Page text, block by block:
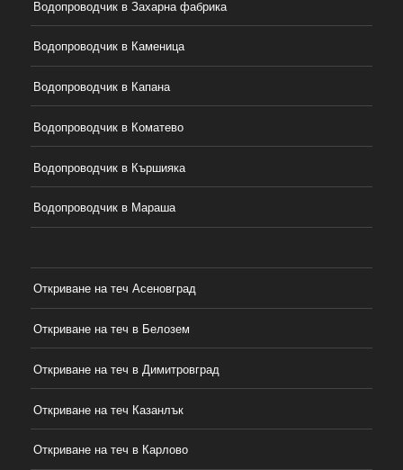
Водопроводчик в Захарна фабрика
Водопроводчик в Каменица
Водопроводчик в Капана
Водопроводчик в Коматево
Водопроводчик в Кършияка
Водопроводчик в Мараша
Откриване на теч Асеновград
Откриване на теч в Белозем
Откриване на теч в Димитровград
Откриване на теч Казанлък
Откриване на теч в Карлово